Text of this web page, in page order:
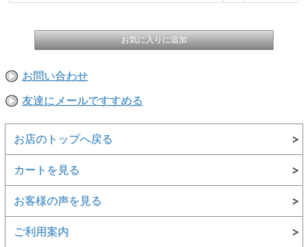
▲明るいレッドは履くだけで元気になりそう♪
お問い合わせ
友達にメールですすめる
お店のトップへ戻る
カートを見る
お客様の声を見る
ご利用案内